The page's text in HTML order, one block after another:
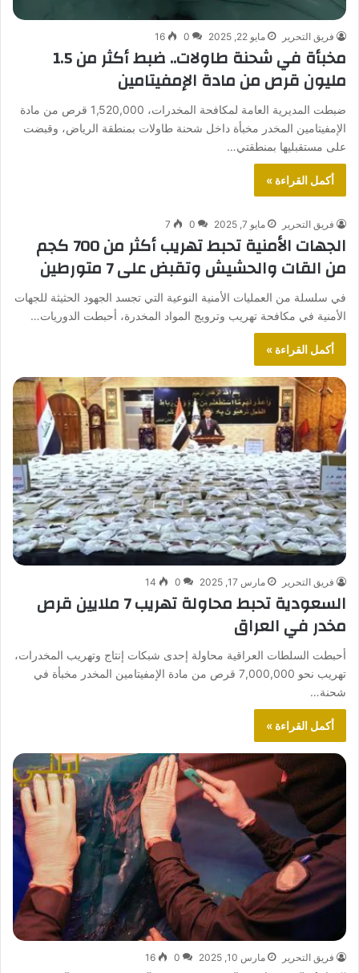
فريق التحرير مايو 22, 2025 0
16
مخبأة في شحنة طاولات.. ضبط أكثر من 1.5
مليون قرص من مادة الإمفيتامين
ضبطت المديرية العامة لمكافحة المخدرات، 1,520,000 قرص من مادة
الإمفيتامين المخدر مخبأة داخل شحنة طاولات بمنطقة الرياض، وقبضت
على مستقبليها بمنطقتي…
أكمل القراءة »
فريق التحرير مايو 7, 2025 0
7
الجهات الأمنية تحبط تهريب أكثر من 700 كجم
من القات والحشيش وتقبض على 7 متورطين
في سلسلة من العمليات الأمنية النوعية التي تجسد الجهود الحثيثة للجهات
الأمنية في مكافحة تهريب وترويج المواد المخدرة، أحبطت الدوريات…
أكمل القراءة »
فريق التحرير مارس 17, 2025 0
14
السعودية تحبط محاولة تهريب 7 ملايين قرص
مخدر في العراق
أحبطت السلطات العراقية محاولة إحدى شبكات إنتاج وتهريب المخدرات،
تهريب نحو 7,000,000 قرص من مادة الإمفيتامين المخدر مخبأة في
شحنة…
أكمل القراءة »
فريق التحرير مارس 10, 2025 0
16